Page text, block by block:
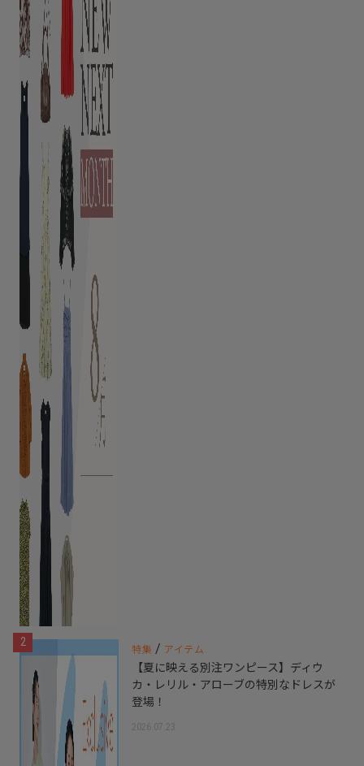
2 特集 / アイテム
【夏に映える別注ワンピース】ディウ
カ・レリル・アローブの特別なドレスが
登場！
2026.07.23